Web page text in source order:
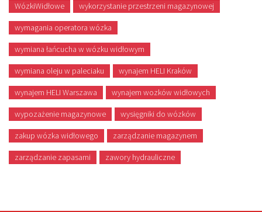
WózkiWidłowe wykorzystanie przestrzeni magazynowej
wymagania operatora wózka
wymiana łańcucha w wózku widłowym
wymiana oleju w paleciaku wynajem HELI Kraków
wynajem HELI Warszawa wynajem wozków widłowych
wypozażenie magazynowe wysięgniki do wózków
zakup wózka widłowego zarządzanie magazynem
zarządzanie zapasami zawory hydrauliczne